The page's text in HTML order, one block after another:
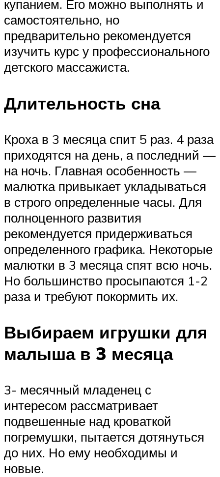
купанием. Его можно выполнять и
самостоятельно, но
предварительно рекомендуется
изучить курс у профессионального
детского массажиста.
Длительность сна
Кроха в 3 месяца спит 5 раз. 4 раза
приходятся на день, а последний —
на ночь. Главная особенность —
малютка привыкает укладываться
в строго определенные часы. Для
полноценного развития
рекомендуется придерживаться
определенного графика. Некоторые
малютки в 3 месяца спят всю ночь.
Но большинство просыпаются 1-2
раза и требуют покормить их.
Выбираем игрушки для
малыша в 3 месяца
3- месячный младенец с
интересом рассматривает
подвешенные над кроваткой
погремушки, пытается дотянуться
до них. Но ему необходимы и
новые.